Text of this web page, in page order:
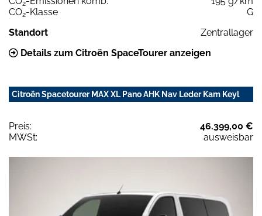
2
CO2-Klasse
G
Standort
Zentrallager
Details zum Citroën SpaceTourer anzeigen
Citroën Spacetourer MAX XL Pano AHK Nav Leder Kam Keyl
Preis:
46.399,00 €
MWSt:
ausweisbar